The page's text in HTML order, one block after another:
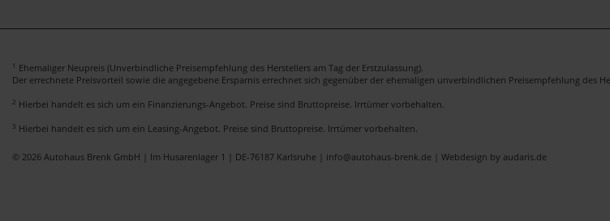
1 Ehemaliger Neupreis (Unverbindliche Preisempfehlung des Herstellers am Tag der Erstzulassung).
Der errechnete Preisvorteil sowie die angegebene Ersparnis errechnet sich gegenüber der ehemaligen unverbindlichen Preisempfehlung des
2 Hierbei handelt es sich um ein Finanzierungs-Angebot. Preise sind Bruttopreise. Irrtümer vorbehalten.
3 Hierbei handelt es sich um ein Leasing-Angebot. Preise sind Bruttopreise. Irrtümer vorbehalten.
© 2026 Autohaus Brenk GmbH | Im Husarenlager 1 | DE-76187 Karlsruhe | info@autohaus-brenk.de | Webdesign by audaris.de